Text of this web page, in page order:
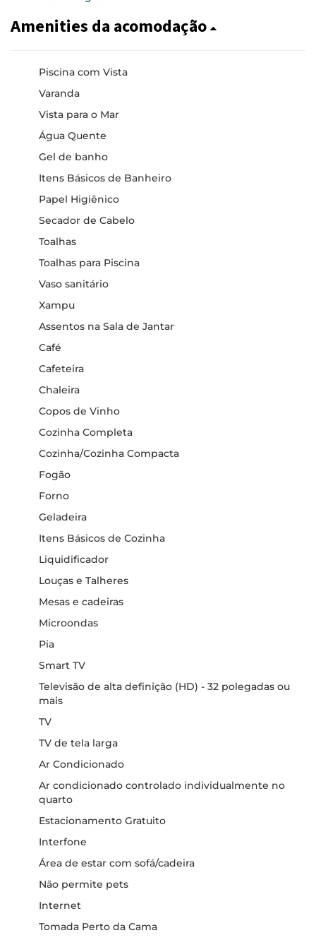
Amenities da acomodação
Piscina com Vista
Varanda
Vista para o Mar
Água Quente
Gel de banho
Itens Básicos de Banheiro
Papel Higiênico
Secador de Cabelo
Toalhas
Toalhas para Piscina
Vaso sanitário
Xampu
Assentos na Sala de Jantar
Café
Cafeteira
Chaleira
Copos de Vinho
Cozinha Completa
Cozinha/Cozinha Compacta
Fogão
Forno
Geladeira
Itens Básicos de Cozinha
Liquidificador
Louças e Talheres
Mesas e cadeiras
Microondas
Pia
Smart TV
Televisão de alta definição (HD) - 32 polegadas ou
mais
TV
TV de tela larga
Ar Condicionado
Ar condicionado controlado individualmente no
quarto
Estacionamento Gratuito
Interfone
Área de estar com sofá/cadeira
Não permite pets
Internet
Tomada Perto da Cama